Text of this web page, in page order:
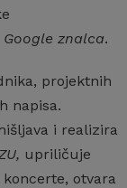
Google znalca.
projektnih
napisa.
i realizira
upriličuje
otvara